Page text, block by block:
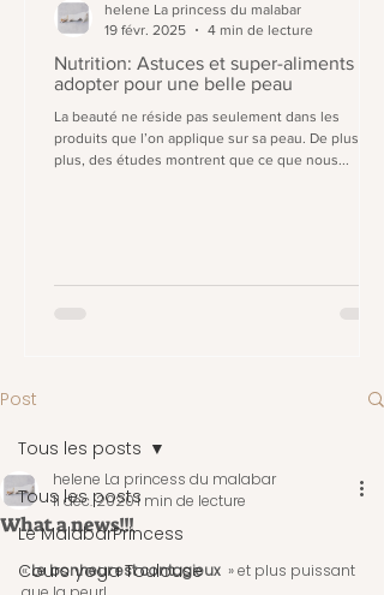
Nutrition: Astuces et super-aliments à
adopter pour une belle peau
La beauté ne réside pas seulement dans les
produits que l’on applique sur sa peau. De plus en
plus, des études montrent que ce que nous...
helene La princess du malabar
19 févr. 2025
4 min de lecture
Post
Tous les posts
Le MalabarPrincess
Cours yoga Toulouse
Tous les posts
What a news!!!
helene La princess du malabar
11 déc. 20201 min de lecture
« Le bonheur est contagieux » et plus puissant